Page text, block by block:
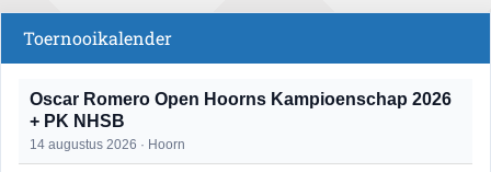
Toernooikalender
Oscar Romero Open Hoorns Kampioenschap 2026
+ PK NHSB
14 augustus 2026 · Hoorn